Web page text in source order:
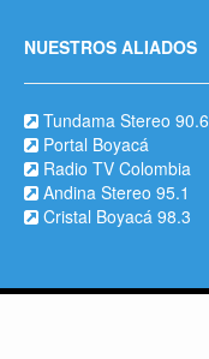
NUESTROS ALIADOS
Tundama Stereo 90.6
Portal Boyacá
Radio TV Colombia
Andina Stereo 95.1
Cristal Boyacá 98.3